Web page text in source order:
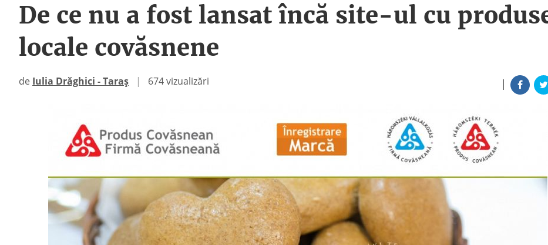
De ce nu a fost lansat încă site-ul cu
locale covăsnene
|
de Iulia Drăghici - Taraș | 674 vizualizări